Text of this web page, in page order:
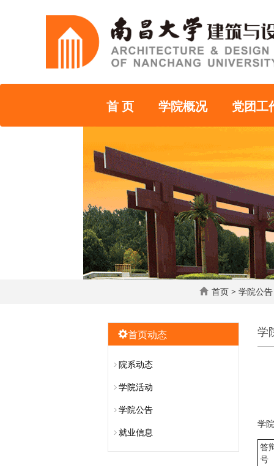
首 页 学院概况 党团工
首页 > 学院公告
学
学
答
号
首页动态
院系动态
学院活动
学院公告
就业信息